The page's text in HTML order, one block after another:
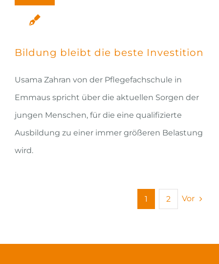
Bildung bleibt die beste Investition
Usama Zahran von der Pflegefachschule in
Emmaus spricht über die aktuellen Sorgen der
jungen Menschen, für die eine qualifizierte
Ausbildung zu einer immer größeren Belastung
wird.
1 2 Vor